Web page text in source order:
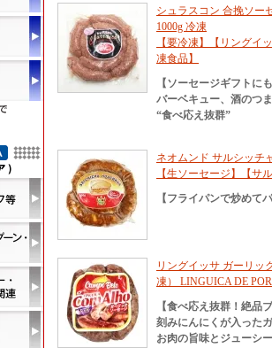
シュラスコン 合挽ソー
1000g 冷凍
【要冷凍】【リングイ
凍食品】
【ソーセージギフトに
バーベキュー、酒のつ
“食べ応え抜群”
ネオムンド サルシッチ
【生ソーセージ】【サ
【フライパンで炒めて
リングイッサ ガーリッ
凍） LINGUICA DE
【食べ応え抜群！絶品
刻みにんにくが入った
お肉の旨味とジューシ